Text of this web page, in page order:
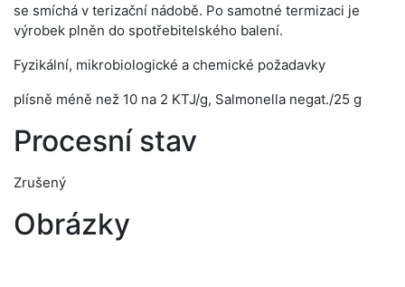
se smíchá v terizační nádobě. Po samotné termizaci je
výrobek plněn do spotřebitelského balení.
Fyzikální, mikrobiologické a chemické požadavky
plísně méně než 10 na 2 KTJ/g, Salmonella negat./25 g
Procesní stav
Zrušený
Obrázky